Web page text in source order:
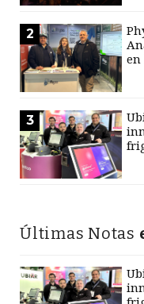
2
en
3
Últimas Notas